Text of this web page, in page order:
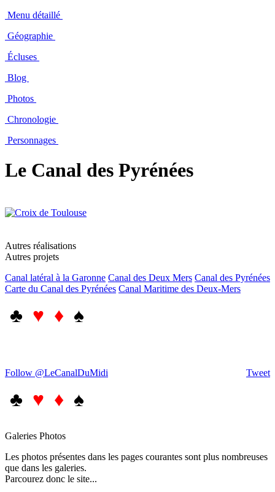
Menu détaillé
Géographie
Écluses
Blog
Photos
Chronologie
Personnages
Le Canal des Pyrénées
Autres réalisations
Autres projets
Canal latéral à la Garonne Canal des Deux Mers Canal des Pyrénées
Carte du Canal des Pyrénées Canal Maritime des Deux-Mers
♣ ♥ ♦ ♠
Tweet
Follow @LeCanalDuMidi
♣ ♥ ♦ ♠
Galeries Photos
Les photos présentes dans les pages courantes sont plus nombreuses
que dans les galeries.
Parcourez donc le site...